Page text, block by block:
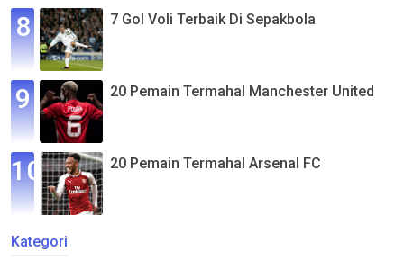
7 Gol Voli Terbaik Di Sepakbola
20 Pemain Termahal Manchester United
20 Pemain Termahal Arsenal FC
Kategori